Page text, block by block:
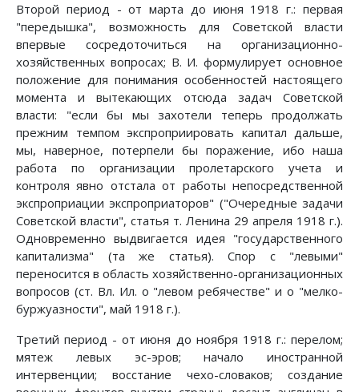
Второй период - от марта до июня 1918 г.: первая
"передышка", возможность для Советской власти
впервые сосредоточиться на организационно-
хозяйственных вопросах; В. И. формулирует основное
положение для понимания особенностей настоящего
момента и вытекающих отсюда задач Советской
власти: "если бы мы захотели теперь продолжать
прежним темпом экспроприировать капитал дальше,
мы, наверное, потерпели бы поражение, ибо наша
работа по организации пролетарского учета и
контроля явно отстала от работы непосредственной
экспроприации экспроприаторов" ("Очередные задачи
Советской власти", статья т. Ленина 29 апреля 1918 г.).
Одновременно выдвигается идея "государственного
капитализма" (та же статья). Спор с "левыми"
переносится в область хозяйственно-организационных
вопросов (ст. Вл. Ил. о "левом ребячестве" и о "мелко-
буржуазности", май 1918 г.).
Третий период - от июня до ноября 1918 г.: перелом;
мятеж левых эс-эров; начало иностранной
интервенции; восстание чехо-словаков; создание